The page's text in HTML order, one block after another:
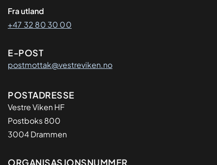
Fra utland
+47 32 80 30 00
E-POST
postmottak@vestreviken.no
Adresse
POSTADRESSE
Vestre Viken HF
Postboks 800
3004 Drammen
ORGANISASJONSNUMMER